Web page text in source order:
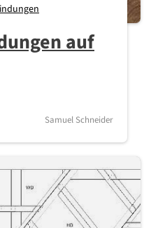
auf
Samuel Schneider